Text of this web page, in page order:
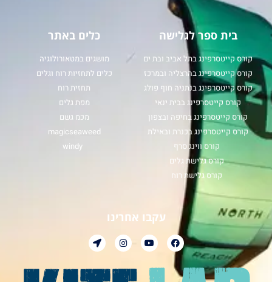
בית ספר לגלישה
קורס קייטסרפינג בתל אביב ובת ים
קורס קייטסרפינג בהרצליה ובמרכז
קורס קייטסרפינג בנתניה חוף פולג
קורס קייטסרפינג בבית ינאי
קורס קייטסרפינג בחיפה ובצפון
קורס קייטסרפינג בכנרת ובאילת
קורס ווינג סרף
קורס גלישת גלים
קורס גלישת רוח
כלים באתר
מושגים במטאורולוגיה
כלים לתחזיות רוח וגלים
תחזית רוח
מפת גלים
מכמ גשם
magicseaweed
windy
עקבו אחרינו